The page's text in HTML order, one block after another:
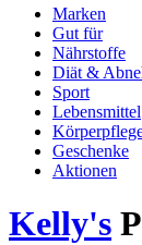
Marken
Gut für
Nährstoffe
Diät &
Sport
Lebensmittel
Geschenke
Aktionen
Kelly's